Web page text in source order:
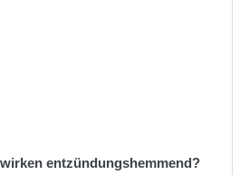
entzündungshemmend?